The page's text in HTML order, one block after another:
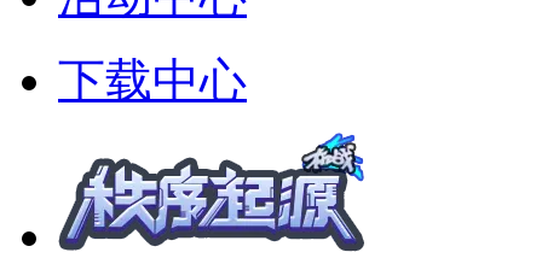
下载中心